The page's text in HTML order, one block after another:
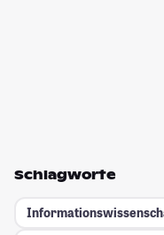
Schlagworte